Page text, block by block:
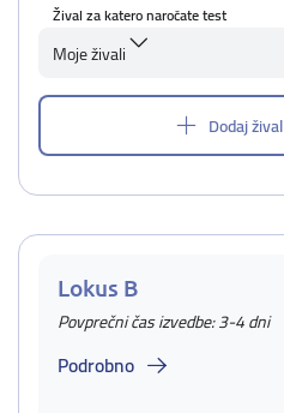
Žival za katero naročate test
Moje živali
Dodaj žival
Lokus B
Povprečni čas izvedbe: 3-4 dni
Podrobno